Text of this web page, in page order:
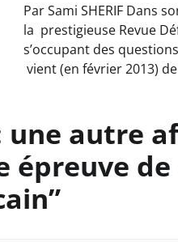
Par Sami SHERIF Dans
la prestigieuse Revue
s’occupant des
vient (en février 2013)
une autre
”